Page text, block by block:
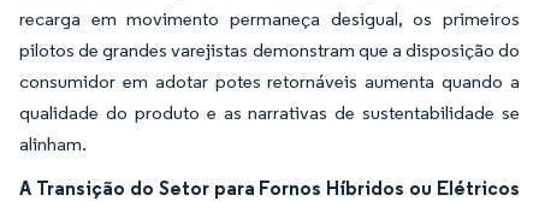
recarga em movimento permaneça desigual, os primeiros
pilotos de grandes varejistas demonstram que a disposição do
consumidor em adotar potes retornáveis aumenta quando a
qualidade do produto e as narrativas de sustentabilidade se
alinham.
A Transição do Setor para Fornos Híbridos ou Elétricos